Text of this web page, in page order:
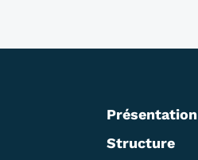
Présentation
Structure